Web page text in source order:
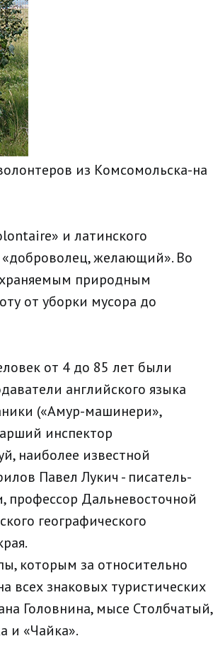
из Комсомольска-на
и латинского
желающий». Во
природным
от уборки мусора до
от 4 до 85 лет были
английского языка
(«Амур-машинери»,
инспектор
наиболее известной
Павел Лукич - писатель-
профессор Дальневосточной
географического
которым за относительно
всех знаковых туристических
Головнина, мысе Столбчатый,
и «Чайка».